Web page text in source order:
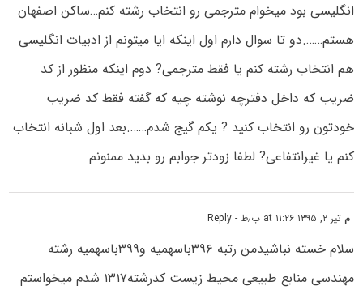
انگلیسی بود میخوام مترجمی رو انتخاب رشته کنم…ساکن اصفهان
هستم…….دو تا سوال دارم اول اینکه ایا میتونم از ادبیات انگلیسی
هم انتخاب رشته کنم یا فقط مترجمی? دوم اینکه منظور از کد
ضریب که داخل دفترچه نوشته چیه که گفته فقط کد ضریب
خودتون رو انتخاب کنید ? یکم گیج شدم…….بعد اول شبانه انتخاب
کنم یا غیرانتفاعی? لطفا زودتر جوابم رو بدید ممنونم
م تیر ۲, ۱۳۹۵ at ۱۱:۲۶ ب٫ظ - Reply
سلام خسته نباشیدمن رتبه ۳۹۶باسهمیه و۳۹۹باسهمیه رشته
مهندسی منابع طبیعی محیط زیست کدرشته۱۳۱۷ شدم میخواستم